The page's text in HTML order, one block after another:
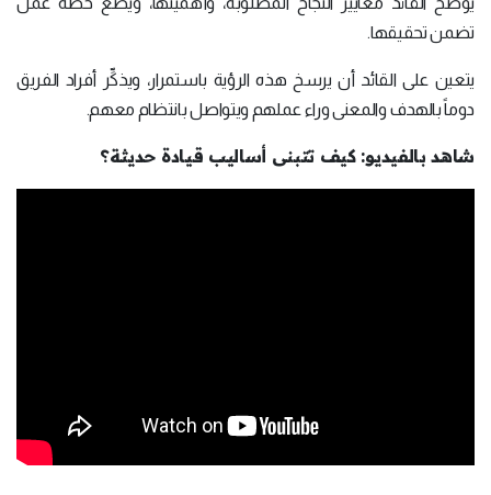
تضمن تحقيقها.
يتعين على القائد أن يرسخ هذه الرؤية باستمرار، ويذكِّر أفراد الفريق
دوماً بالهدف والمعنى وراء عملهم ويتواصل بانتظام معهم.
شاهد بالفيديو: كيف تتبنى أساليب قيادة حديثة؟